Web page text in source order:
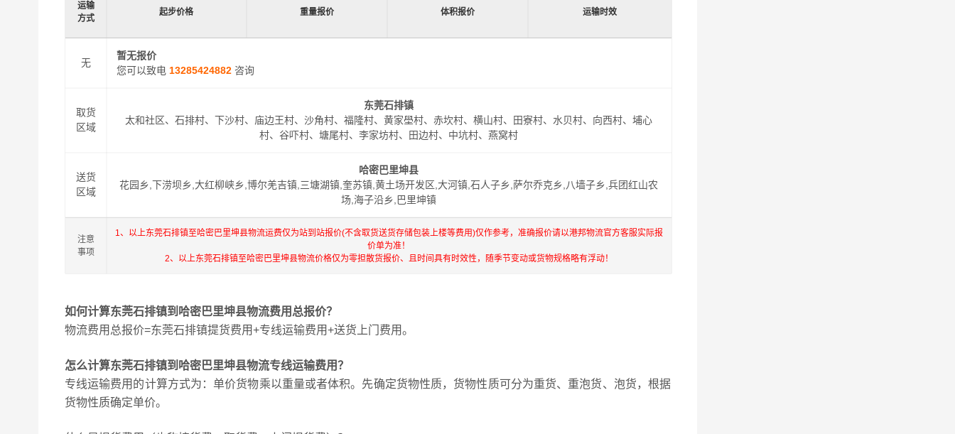
运输
方式
起步价格 重量报价 体积报价 运输时效
无
暂无报价
您可以致电 13285424882咨询
取货
区域
东莞石排镇
太和社区、石排村、下沙村、庙边王村、沙角村、福隆村、黄家壆村、赤坎村、横山村、田寮村、水贝村、向西村、埔心
村、谷吓村、塘尾村、李家坊村、田边村、中坑村、燕窝村
送货
区域
哈密巴里坤县
花园乡,下涝坝乡,大红柳峡乡,博尔羌吉镇,三塘湖镇,奎苏镇,黄土场开发区,大河镇,石人子乡,萨尔乔克乡,八墙子乡,兵团红山农
场,海子沿乡,巴里坤镇
注意
事项
1、以上东莞石排镇至哈密巴里坤县物流运费仅为站到站报价(不含取货送货存储包装上楼等费用)仅作参考，准确报价请以港邦物流官方客服实际报
价单为准！
2、以上东莞石排镇至哈密巴里坤县物流价格仅为零担散货报价、且时间具有时效性，随季节变动或货物规格略有浮动！
如何计算东莞石排镇到哈密巴里坤县物流费用总报价？
物流费用总报价=东莞石排镇提货费用+专线运输费用+送货上门费用。
怎么计算东莞石排镇到哈密巴里坤县物流专线运输费用？
专线运输费用的计算方式为：单价货物乘以重量或者体积。先确定货物性质，货物性质可分为重货、重泡货、泡货，根据
货物性质确定单价。